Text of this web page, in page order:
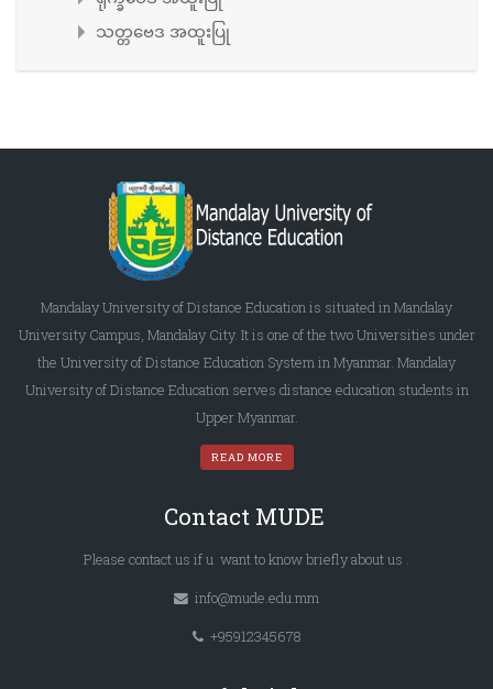
သတ္တဗေဒ အထူးပြု
Mandalay University of Distance Education is situated in Mandalay
University Campus, Mandalay City. It is one of the two Universities under
the University of Distance Education System in Myanmar. Mandalay
University of Distance Education serves distance education students in
Upper Myanmar.
READ MORE
Contact MUDE
Please contact us if u want to know brieflyabout us
info@mude.edu.mm
+95912345678